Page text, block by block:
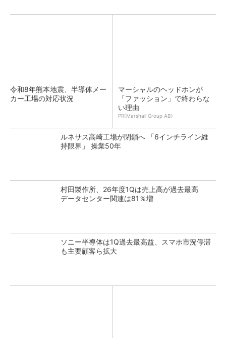
令和8年熊本地震、半導体メー
カー工場の対応状況
マーシャルのヘッドホンが
「ファッション」で終わらな
い理由
PR(Marshall Group AB)
ルネサス高崎工場が閉鎖へ 「6インチライン維
持限界」 操業50年
村田製作所、26年度1Qは売上高が過去最高
データセンター関連は81％増
ソニー半導体は1Q過去最高益、スマホ市況停滞
も主要顧客ら拡大